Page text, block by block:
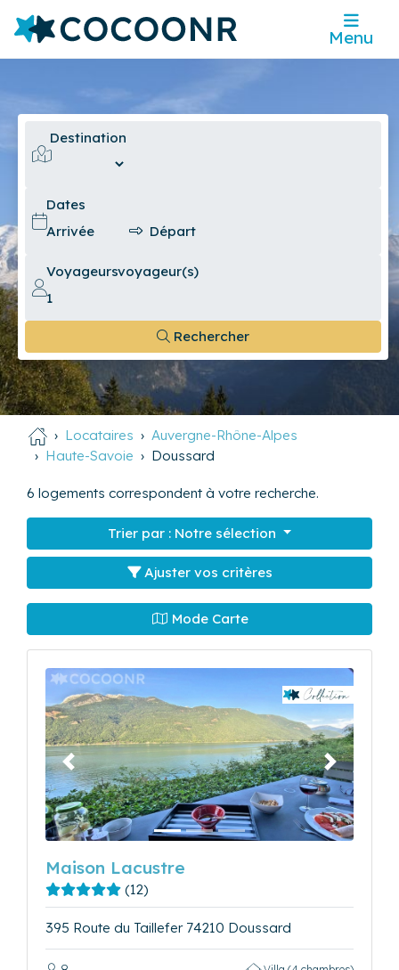
Menu
Destination
Dates
Voyageursvoyageur(s)
Rechercher
Locataires
Auvergne-Rhône-Alpes
Haute-Savoie
Doussard
6 logements correspondent à votre recherche.
Trier par : Notre sélection
Ajuster vos critères
Mode Carte
Précédent Suivant
Maison Lacustre
(12)
395 Route du Taillefer 74210 Doussard